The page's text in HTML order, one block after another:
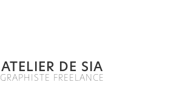
ATELIER DE SIA
GRAPHISTE FREELANCE